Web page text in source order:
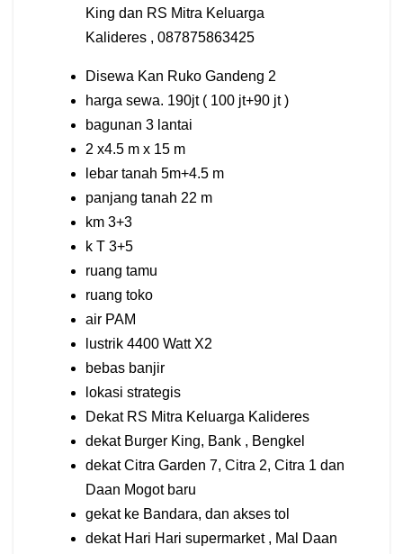
King dan RS Mitra Keluarga
Kalideres , 087875863425
Disewa Kan Ruko Gandeng 2
harga sewa. 190jt ( 100 jt+90 jt )
bagunan 3 lantai
2 x4.5 m x 15 m
lebar tanah 5m+4.5 m
panjang tanah 22 m
km 3+3
k T 3+5
ruang tamu
ruang toko
air PAM
lustrik 4400 Watt X2
bebas banjir
lokasi strategis
Dekat RS Mitra Keluarga Kalideres
dekat Burger King, Bank , Bengkel
dekat Citra Garden 7, Citra 2, Citra 1 dan
Daan Mogot baru
gekat ke Bandara, dan akses tol
dekat Hari Hari supermarket , Mal Daan